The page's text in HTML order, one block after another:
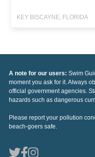
KEY BISCAYNE, FLORIDA
A note for our users: Swim
moment you ask for it. Always
official government agencies.
hazards such as dangerous
Please report your pollution
beach-goers safe.